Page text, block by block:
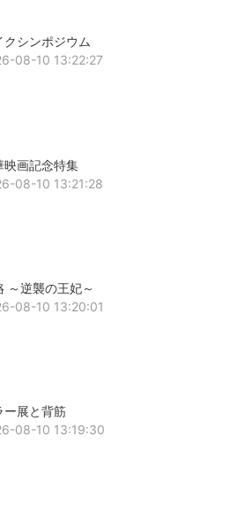
クシンポジウム
08-10 13:22:27
映画記念特集
08-10 13:21:28
～逆襲の王妃～
08-10 13:20:01
ー展と背筋
08-10 13:19:30